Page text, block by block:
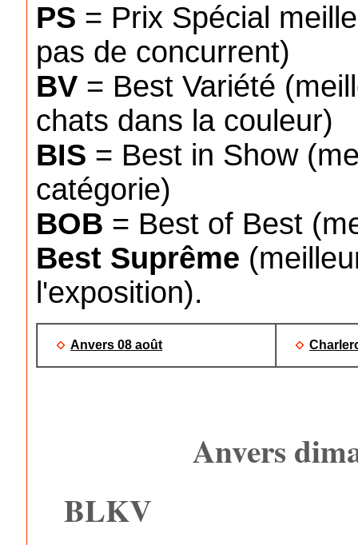
PS = Prix Spécial
pas de concurrent)
BV = Best Variété
chats dans la couleur)
BIS = Best in Show
catégorie)
BOB = Best of Best
Best Suprême
l'exposition).
Anvers 08 août
Anvers
BLKV